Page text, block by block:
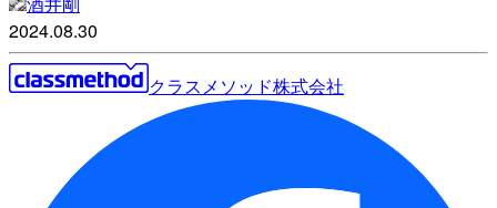
2024.08.30
クラスメソッド株式会社